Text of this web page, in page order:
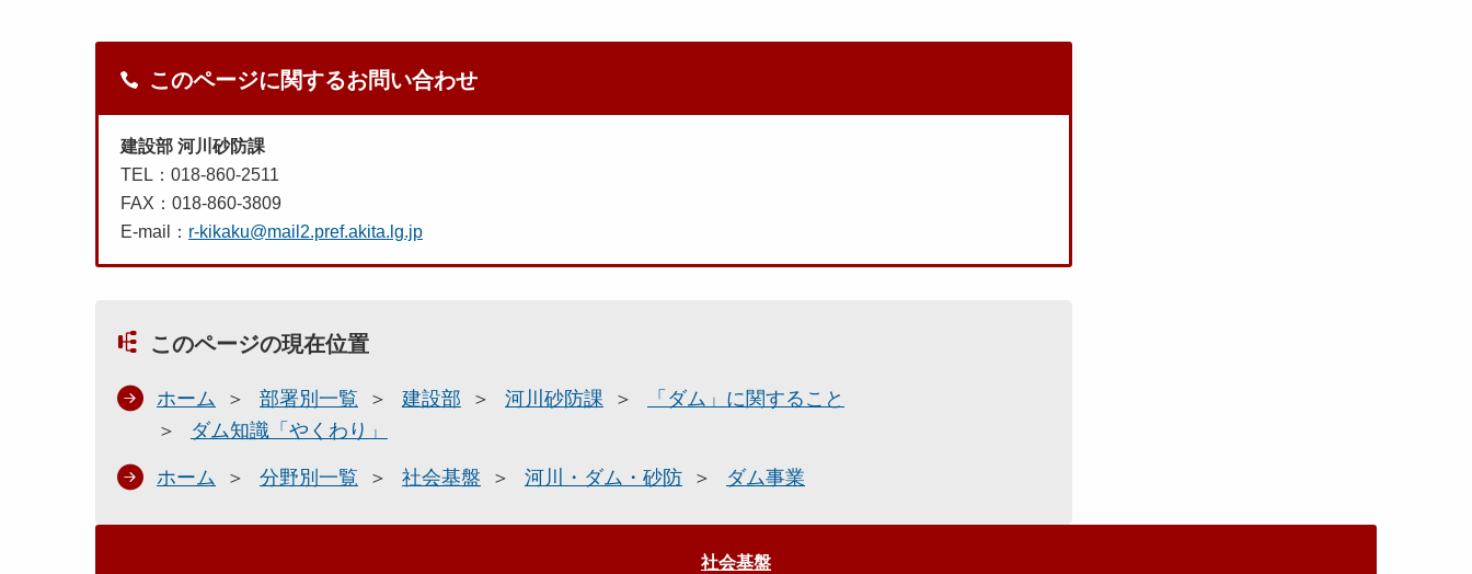
このページに関するお問い合わせ
建設部 河川砂防課
TEL：018-860-2511
FAX：018-860-3809
E-mail： r-kikaku@mail2.pref.akita.lg.jp
このページの現在位置
ホーム 部署別一覧 建設部 河川砂防課
「ダム」に関すること
ダム知識「やくわり」
ホーム 分野別一覧 社会基盤 河川・ダム・砂防 ダム事業
社会基盤